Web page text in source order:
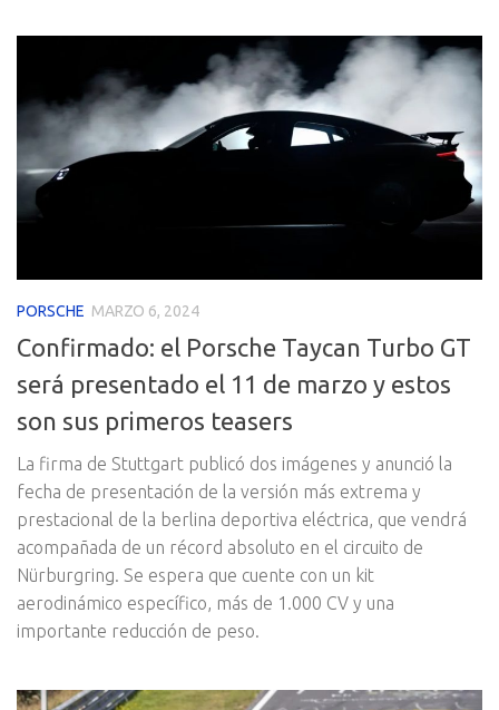
PORSCHE MARZO 6, 2024
Confirmado: el Porsche Taycan Turbo GT
será presentado el 11 de marzo y estos
son sus primeros teasers
La firma de Stuttgart publicó dos imágenes y anunció la
fecha de presentación de la versión más extrema y
prestacional de la berlina deportiva eléctrica, que vendrá
acompañada de un récord absoluto en el circuito de
Nürburgring. Se espera que cuente con un kit
aerodinámico específico, más de 1.000 CV y una
importante reducción de peso.